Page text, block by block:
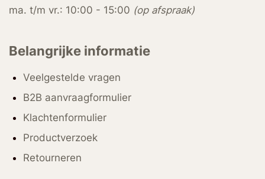
ma. t/m vr.: 10:00 - 15:00 (op afspraak)
Belangrijke informatie
Veelgestelde vragen
B2B aanvraagformulier
Klachtenformulier
Productverzoek
Retourneren